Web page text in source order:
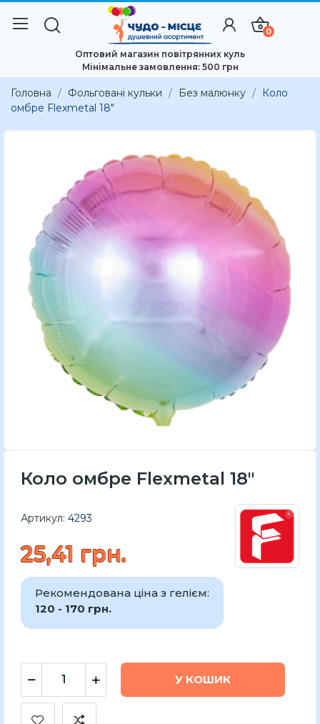
0
Оптовий магазин повітрянних куль
Мінімальне замовлення: 500 грн
Головна Фольговані кульки Без малюнку
Коло
омбре Flexmetal 18"
Коло омбре Flexmetal 18"
Артикул: 4293
25,41 грн.
Рекомендована ціна з гелієм:
120 - 170 грн.
У КОШИК